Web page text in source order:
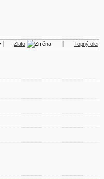
Zlato Topný olej